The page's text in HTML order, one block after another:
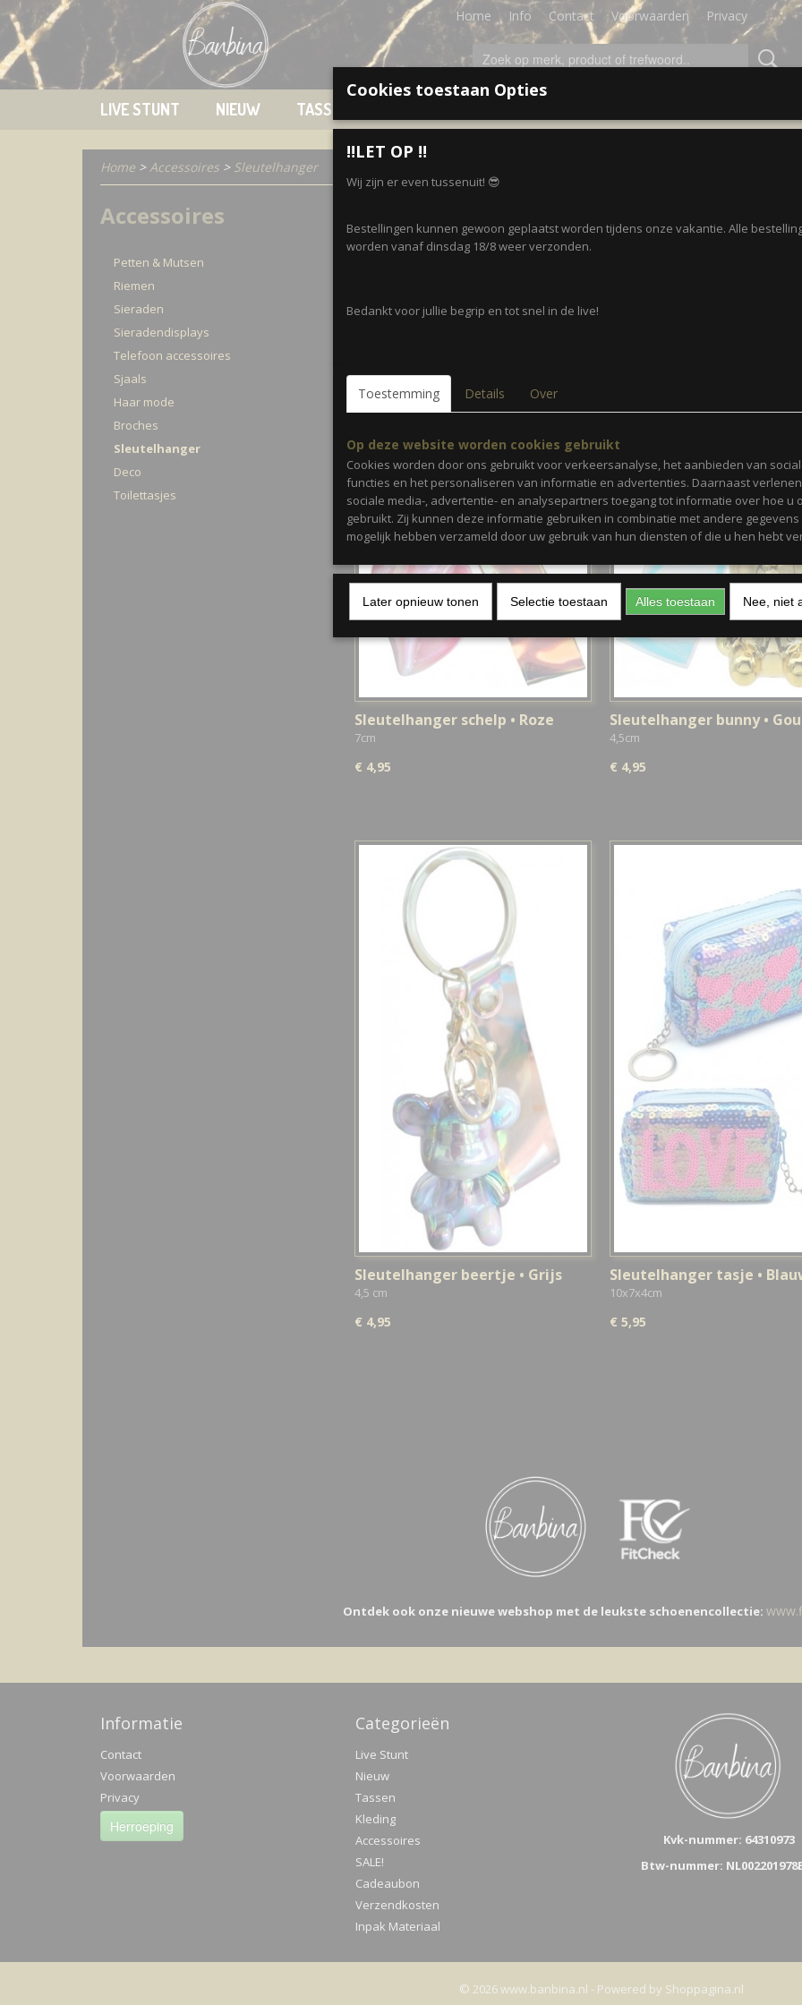
Home Info Contact Voorwaarden Privacy
LIVE STUNT NIEUW TASSEN
Home > Accessoires > Sleutelhanger
Accessoires
Petten & Mutsen
Riemen
Sieraden
Sieradendisplays
Telefoon accessoires
Sjaals
Haar mode
Broches
Sleutelhanger
Deco
Toilettasjes
Sleutelhanger schelp • Roze
7cm
€ 4,95
Sleutelhanger bunny •
4,5cm
€ 4,95
Sleutelhanger beertje • Grijs
4,5 cm
€ 4,95
Sleutelhanger tasje •
10x7x4cm
€ 5,95
Ontdek ook onze nieuwe webshop met de leukste schoenencollectie:
Informatie
Contact
Voorwaarden
Privacy
Herroeping
Categorieën
Live Stunt
Nieuw
Tassen
Kleding
Accessoires
SALE!
Cadeaubon
Verzendkosten
Inpak Materiaal
Kvk-nummer: 64310973
Btw-nummer:
© 2026 www.banbina.nl - Powered by Shoppagina.nl
Cookies toestaan Opties
‼️LET OP ‼️
Wij zijn er even tussenuit! 😎
Bestellingen kunnen gewoon geplaatst worden tijdens onze vakantie. Alle
worden vanaf dinsdag 18/8 weer verzonden.
Bedankt voor jullie begrip en tot snel in de live!
Toestemming Details Over
Op deze website worden cookies gebruikt
Cookies worden door ons gebruikt voor verkeersanalyse, het aanbieden van
functies en het personaliseren van informatie en advertenties. Daarnaast
sociale media-, advertentie- en analysepartners toegang tot informatie over hoe u
gebruikt. Zij kunnen deze informatie gebruiken in combinatie met andere gegevens
mogelijk hebben verzameld door uw gebruik van hun diensten of die u hen hebt
Later opnieuw tonen Selectie toestaan Alles toestaan Nee, niet